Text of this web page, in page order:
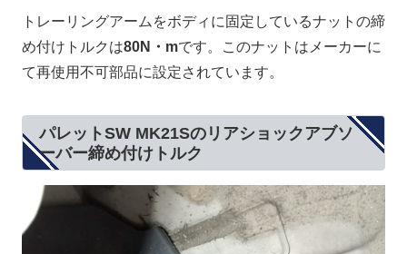
トレーリングアームをボディに固定しているナットの締
め付けトルクは80N・mです。このナットはメーカーに
て再使用不可部品に設定されています。
パレットSW MK21Sのリアショックアブソ
ーバー締め付けトルク